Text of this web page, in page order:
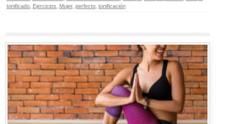
tonificado Ejercicios Mujer, perfecto tonificación